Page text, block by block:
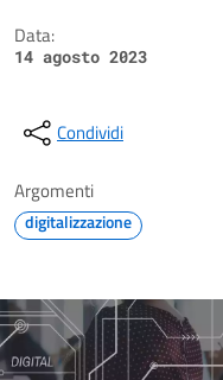
Data:
14 agosto 2023
Condividi
Argomenti
digitalizzazione